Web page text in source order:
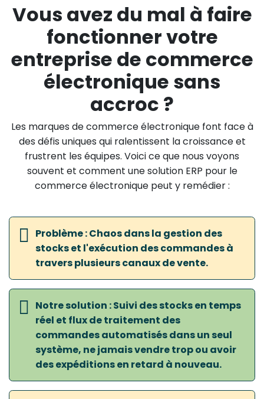
Vous avez du mal à faire
fonctionner votre
entreprise de commerce
électronique sans
accroc ?
Les marques de commerce électronique font face à
des défis uniques qui ralentissent la croissance et
frustrent les équipes. Voici ce que nous voyons
souvent et comment une solution ERP pour le
commerce électronique peut y remédier :
Problème : Chaos dans la gestion des
stocks et l'exécution des commandes à
travers plusieurs canaux de vente.
Notre solution : Suivi des stocks en temps
réel et flux de traitement des
commandes automatisés dans un seul
système, ne jamais vendre trop ou avoir
des expéditions en retard à nouveau.